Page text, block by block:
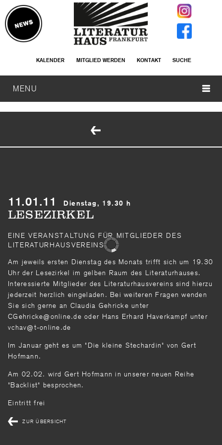
KALENDER MITGLIED WERDEN KONTAKT SUCHE
MENU
11.01.11 Dienstag, 19.30 h
LESEZIRKEL
EINE VERANSTALTUNG FÜR MITGLIEDER DES
LITERATURHAUSVEREINS
Am jeweils ersten Dienstag des Monats trifft sich um 19.30
Uhr der Lesezirkel im gelben Raum des Literaturhauses.
Interessierte Mitglieder des Literaturhausvereins sind hierzu
jederzeit herzlich eingeladen. Bei weiteren Fragen wenden
Sie sich gerne an Claudia Gehricke unter
CGehricke@online.de oder Hans Erhard Haverkampf unter
vchav@t-online.de
Im Januar geht es um "Die kleine Stechardin" von Gert
Hofmann.
Am 02.02. wird Gert Hofmann in unserer neuen Reihe
"Backlist" besprochen.
Eintritt frei
ZUR ÜBERSICHT